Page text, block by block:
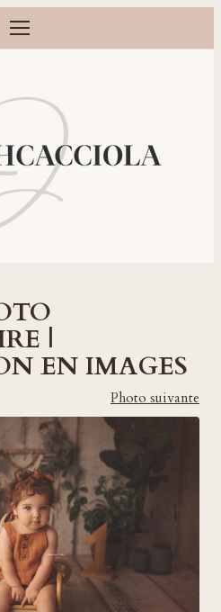
Ouvrir le menu
bébé et famille à Orléans
|
EN IMAGES
Photo suivante